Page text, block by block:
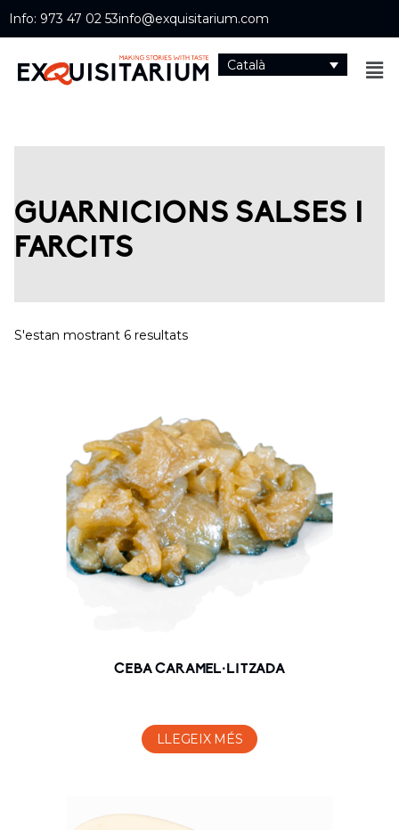
Info: 973 47 02 53info@exquisitarium.com
Català
GUARNICIONS SALSES I
FARCITS
S'estan mostrant 6 resultats
CEBA CARAMEL·LITZADA
LLEGEIX MÉS